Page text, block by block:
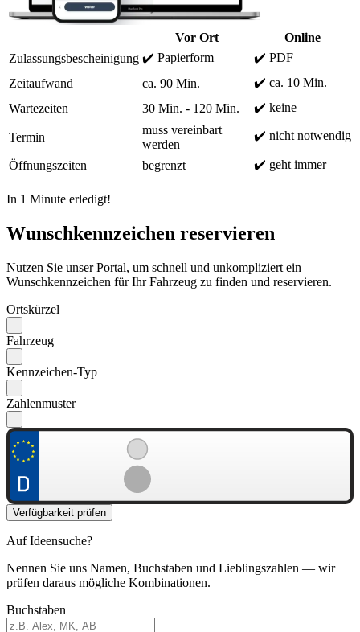
Vor Ort
Online
Zulassungsbescheinigung ✔️ Papierform
✔️ PDF
Zeitaufwand
ca. 90 Min.
✔️ ca. 10 Min.
Wartezeiten
30 Min. - 120 Min. ✔️ keine
Termin
muss vereinbart
werden
✔️ nicht notwendig
Öffnungszeiten begrenzt ✔️ geht immer
In 1 Minute erledigt!
Wunschkennzeichen reservieren
Nutzen Sie unser Portal, um schnell und unkompliziert ein
Wunschkennzeichen für Ihr Fahrzeug zu finden und reservieren.
Ortskürzel
Fahrzeug
Kennzeichen-Typ
Zahlenmuster
Verfügbarkeit prüfen
Auf Ideensuche?
Nennen Sie uns Namen, Buchstaben und Lieblingszahlen — wir
prüfen daraus mögliche Kombinationen.
Buchstaben